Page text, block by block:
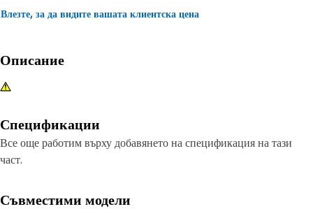
Влезте, за да видите вашата клиентска цена
Описание
Спецификации
Все още работим върху добавянето на спецификация на тази
част.
Съвместими модели